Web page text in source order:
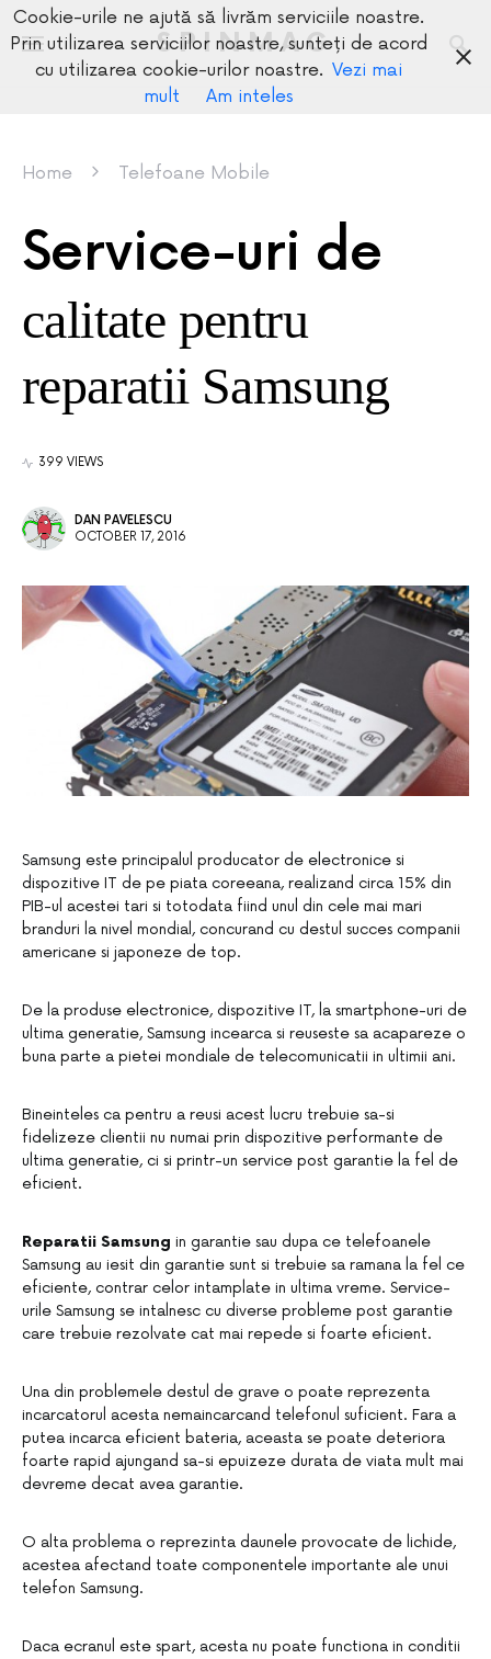
SPINMAG
Home Telefoane Mobile
Service-uri de
calitate pentru
reparatii Samsung
399 VIEWS
DAN PAVELESCU
OCTOBER 17, 2016
Samsung este principalul producator de electronice si
dispozitive IT de pe piata coreeana, realizand circa 15% din
PIB-ul acestei tari si totodata fiind unul din cele mai mari
branduri la nivel mondial, concurand cu destul succes companii
americane si japoneze de top.
De la produse electronice, dispozitive IT, la smartphone-uri de
ultima generatie, Samsung incearca si reuseste sa acapareze o
buna parte a pietei mondiale de telecomunicatii in ultimii ani.
Bineinteles ca pentru a reusi acest lucru trebuie sa-si
fidelizeze clientii nu numai prin dispozitive performante de
ultima generatie, ci si printr-un service post garantie la fel de
eficient.
Reparatii Samsung in garantie sau dupa ce telefoanele
Samsung au iesit din garantie sunt si trebuie sa ramana la fel ce
eficiente, contrar celor intamplate in ultima vreme. Service-
urile Samsung se intalnesc cu diverse probleme post garantie
care trebuie rezolvate cat mai repede si foarte eficient.
Una din problemele destul de grave o poate reprezenta
incarcatorul acesta nemaincarcand telefonul suficient. Fara a
putea incarca eficient bateria, aceasta se poate deteriora
foarte rapid ajungand sa-si epuizeze durata de viata mult mai
devreme decat avea garantie.
O alta problema o reprezinta daunele provocate de lichide,
acestea afectand toate componentele importante ale unui
telefon Samsung.
Daca ecranul este spart, acesta nu poate functiona in conditii
Cookie-urile ne ajută să livrăm serviciile noastre.
Prin utilizarea serviciilor noastre, sunteți de acord
cu utilizarea cookie-urilor noastre. Vezi mai
mult
Am inteles